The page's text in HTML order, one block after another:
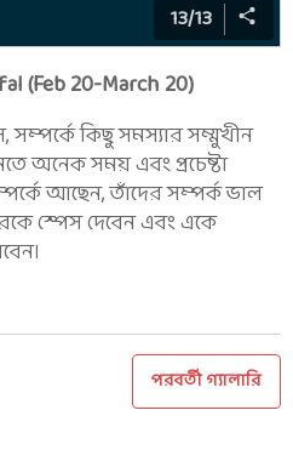
13/13
(Feb 20-March 20)
সম্পর্কে কিছু সমস্যার সম্মুখীন
অনেক সময় এবং প্রচেষ্টা
আছেন, তাঁদের সম্পর্ক ভাল
স্পেস দেবেন এবং একে
পরবর্তী গ্যালারি